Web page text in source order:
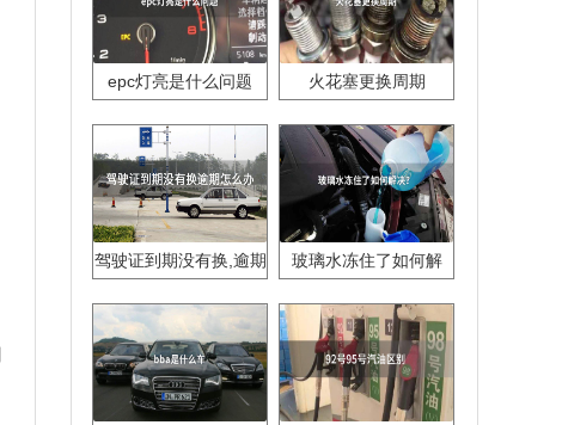
epc灯亮是什么问题 火花塞更换周期
驾驶证到期没有换,逾期
玻璃水冻住了如何解